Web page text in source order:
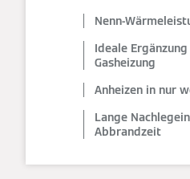
Nenn-
Ideale
Gasheizung
Anheizen in nur
Lange
Abbrandzeit